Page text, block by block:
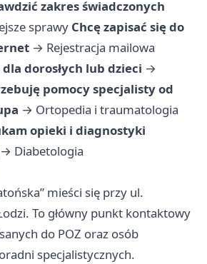
zakres świadczonych
sprawy Chcę zapisać się do
→ Rejestracja mailowa
dorosłych lub dzieci →
pomocy specjalisty od
→ Ortopedia i traumatologia
opieki i diagnostyki
→ Diabetologia
mieści się przy ul.
To główny punkt kontaktowy
do POZ oraz osób
specjalistycznych.